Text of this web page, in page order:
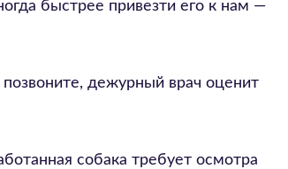
быстрее привезти его к нам —
дежурный врач оценит
собака требует осмотра